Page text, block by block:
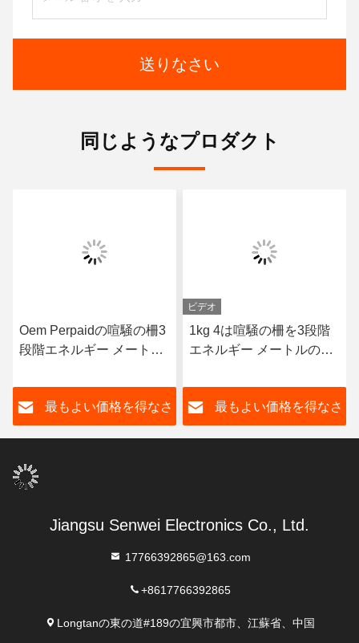
送りなさい
同じようなプロダクト
Oem Perpaidの喧騒の柵3
段階エネルギー メートル
メートル50Hz
最もよい価格を得なさ
ビデオ
1kg 4は喧騒の柵を3段階
エネルギー メートルの無
ワイヤーで縛る
最もよい価格を得なさ
Jiangsu Senwei Electronics Co., Ltd.
17766392865@163.com
+8617766392865
Longtanの東の道#189の宜興市都市、江蘇省、中国